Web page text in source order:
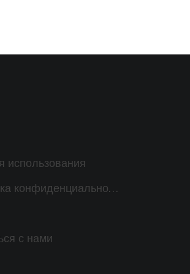
использования
Политика конфиденциальности
с нами